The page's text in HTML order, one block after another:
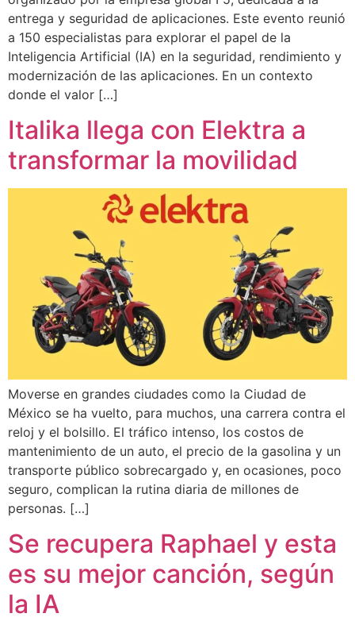
entrega y seguridad de aplicaciones. Este evento reunió
a 150 especialistas para explorar el papel de la
Inteligencia Artificial (IA) en la seguridad, rendimiento y
modernización de las aplicaciones. En un contexto
donde el valor […]
Italika llega con Elektra a
transformar la movilidad
Moverse en grandes ciudades como la Ciudad de
México se ha vuelto, para muchos, una carrera contra el
reloj y el bolsillo. El tráfico intenso, los costos de
mantenimiento de un auto, el precio de la gasolina y un
transporte público sobrecargado y, en ocasiones, poco
seguro, complican la rutina diaria de millones de
personas. […]
Se recupera Raphael y esta
es su mejor canción, según
la IA